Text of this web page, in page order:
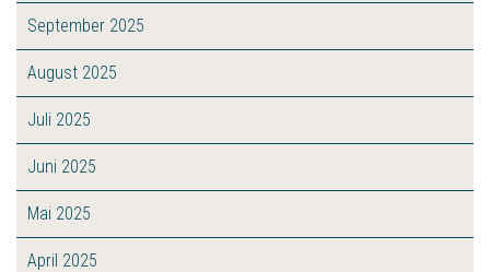
September 2025
August 2025
Juli 2025
Juni 2025
Mai 2025
April 2025